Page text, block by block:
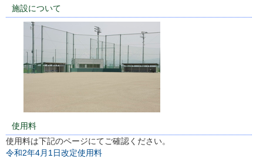
施設について
使用料
使用料は下記のページにてご確認ください。
令和2年4月1日改定使用料